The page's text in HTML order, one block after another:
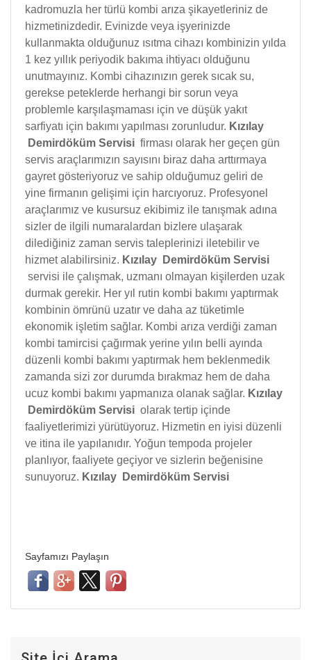
kadromuzla her türlü kombi arıza şikayetleriniz de
hizmetinizdedir. Evinizde veya işyerinizde
kullanmakta olduğunuz ısıtma cihazı kombinizin yılda
1 kez yıllık periyodik bakıma ihtiyacı olduğunu
unutmayınız. Kombi cihazınızın gerek sıcak su,
gerekse peteklerde herhangi bir sorun veya
problemle karşılaşmaması için ve düşük yakıt
sarfiyatı için bakımı yapılması zorunludur. Kızılay
Demirdöküm Servisi firması olarak her geçen gün
servis araçlarımızın sayısını biraz daha arttırmaya
gayret gösteriyoruz ve sahip olduğumuz geliri de
yine firmanın gelişimi için harcıyoruz. Profesyonel
araçlarımız ve kusursuz ekibimiz ile tanışmak adına
sizler de ilgili numaralardan bizlere ulaşarak
dilediğiniz zaman servis taleplerinizi iletebilir ve
hizmet alabilirsiniz. Kızılay Demirdöküm Servisi
servisi ile çalışmak, uzmanı olmayan kişilerden uzak
durmak gerekir. Her yıl rutin kombi bakımı yaptırmak
kombinin ömrünü uzatır ve daha az tüketimle
ekonomik işletim sağlar. Kombi arıza verdiği zaman
kombi tamircisi çağırmak yerine yılın belli ayında
düzenli kombi bakımı yaptırmak hem beklenmedik
zamanda sizi zor durumda bırakmaz hem de daha
ucuz kombi bakımı yapmanıza olanak sağlar. Kızılay
Demirdöküm Servisi olarak tertip içinde
faaliyetlerimizi yürütüyoruz. Hizmetin en iyisi düzenli
ve itina ile yapılanıdır. Yoğun tempoda projeler
planlıyor, faaliyete geçiyor ve sizlerin beğenisine
sunuyoruz. Kızılay Demirdöküm Servisi
Sayfamızı Paylaşın